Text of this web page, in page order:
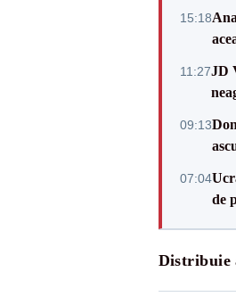
15:18
11:27JD
09:13
07:04
de
Distribuie